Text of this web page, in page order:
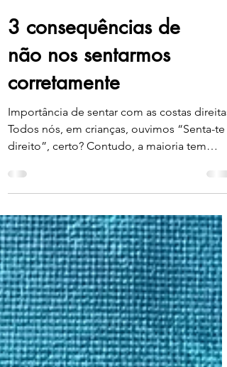
3 consequências de
não nos sentarmos
corretamente
Importância de sentar com as costas direitas
direito”, certo? Contudo, a maioria tem
tendência...